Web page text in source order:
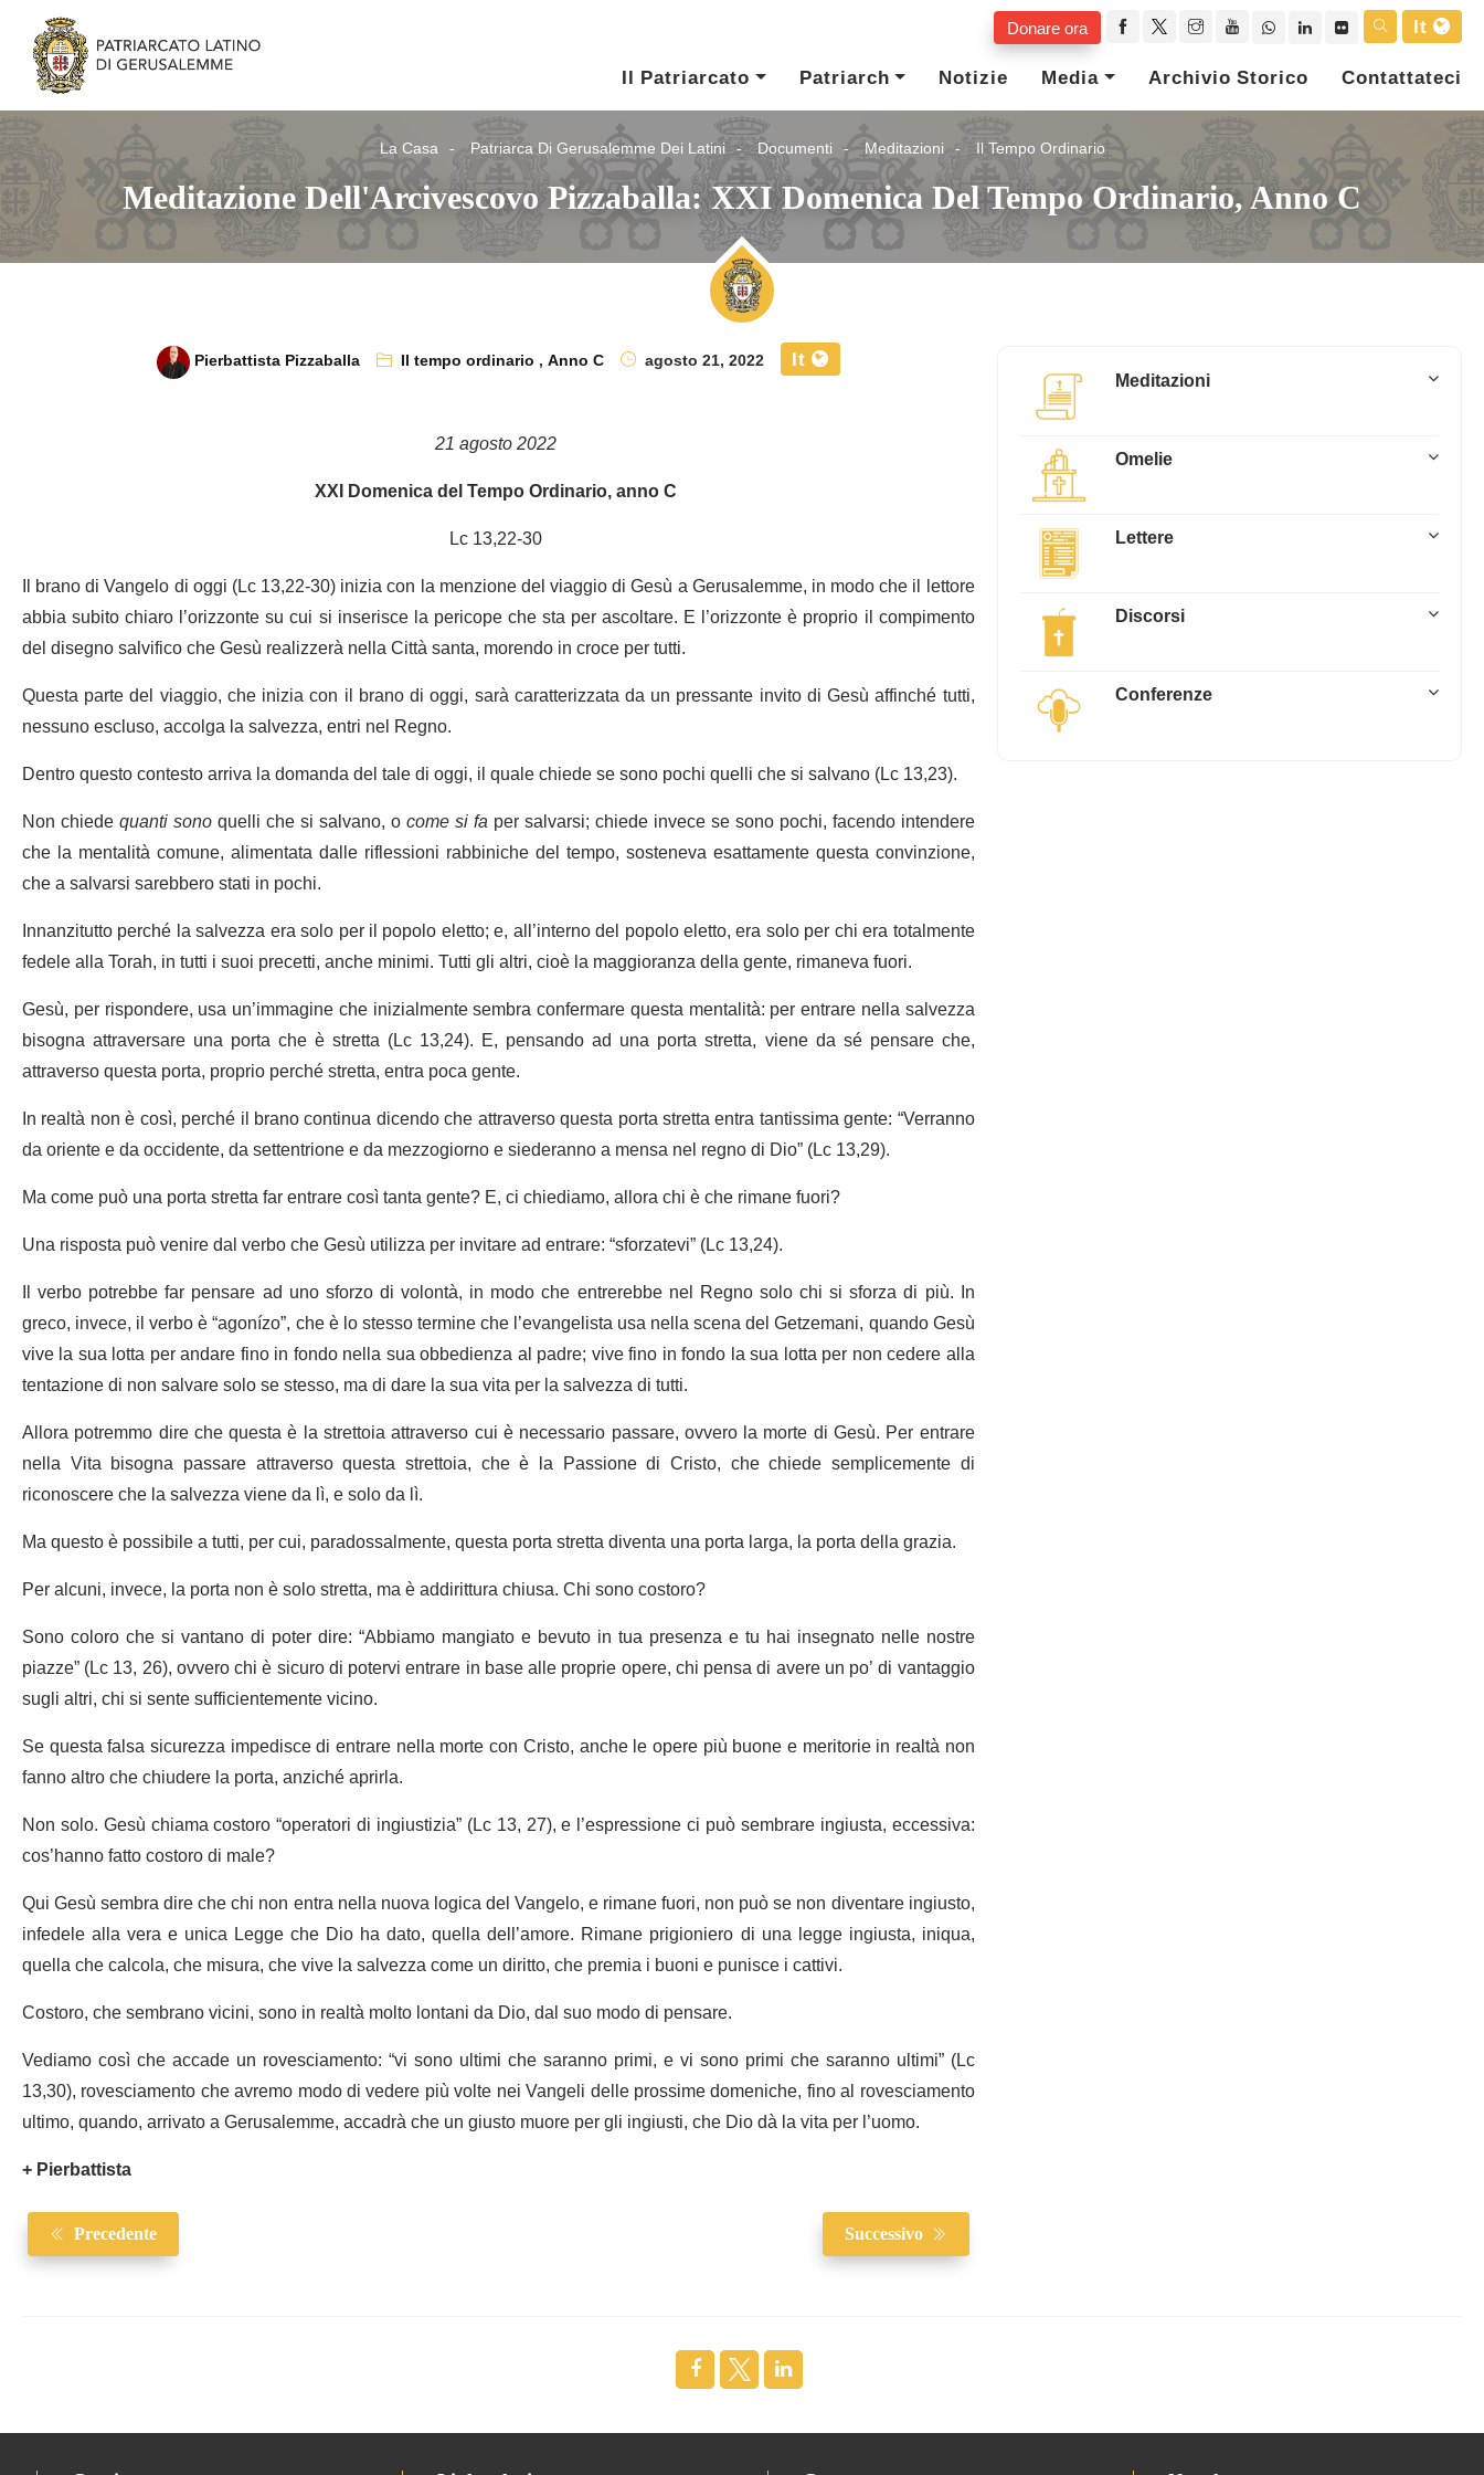
Donare ora
It
Il Patriarcato
Patriarch Notizie Media Archivio Storico Contattateci
La Casa Patriarca Di Gerusalemme Dei Latini Documenti Meditazioni Il Tempo Ordinario
Meditazione Dell'Arcivescovo Pizzaballa: XXI Domenica Del Tempo Ordinario, Anno C
Pierbattista Pizzaballa Il tempo ordinario ,Anno C agosto 21, 2022 It
21 agosto 2022
XXI Domenica del Tempo Ordinario, anno C
Lc 13,22-30
Il brano di Vangelo di oggi (Lc 13,22-30) inizia con la menzione del viaggio di Gesù a Gerusalemme, in modo che il lettore
abbia subito chiaro l’orizzonte su cui si inserisce la pericope che sta per ascoltare. E l’orizzonte è proprio il compimento
del disegno salvifico che Gesù realizzerà nella Città santa, morendo in croce per tutti.
Questa parte del viaggio, che inizia con il brano di oggi, sarà caratterizzata da un pressante invito di Gesù affinché tutti,
nessuno escluso, accolga la salvezza, entri nel Regno.
Dentro questo contesto arriva la domanda del tale di oggi, il quale chiede se sono pochi quelli che si salvano (Lc 13,23).
Non chiedequanti sonoquelli che si salvano, ocome si faper salvarsi; chiede invece se sono pochi, facendo intendere
che la mentalità comune, alimentata dalle riflessioni rabbiniche del tempo, sosteneva esattamente questa convinzione,
che a salvarsi sarebbero stati in pochi.
Innanzitutto perché la salvezza era solo per il popolo eletto; e, all’interno del popolo eletto, era solo per chi era totalmente
fedele alla Torah, in tutti i suoi precetti, anche minimi. Tutti gli altri, cioè la maggioranza della gente, rimaneva fuori.
Gesù, per rispondere, usa un’immagine che inizialmente sembra confermare questa mentalità: per entrare nella salvezza
bisogna attraversare una porta che è stretta (Lc 13,24). E, pensando ad una porta stretta, viene da sé pensare che,
attraverso questa porta, proprio perché stretta, entra poca gente.
In realtà non è così, perché il brano continua dicendo che attraverso questa porta stretta entra tantissima gente: “Verranno
da oriente e da occidente, da settentrione e da mezzogiorno e siederanno a mensa nel regno di Dio” (Lc 13,29).
Ma come può una porta stretta far entrare così tanta gente? E, ci chiediamo, allora chi è che rimane fuori?
Una risposta può venire dal verbo che Gesù utilizza per invitare ad entrare: “sforzatevi” (Lc 13,24).
Il verbo potrebbe far pensare ad uno sforzo di volontà, in modo che entrerebbe nel Regno solo chi si sforza di più. In
greco, invece, il verbo è “agonízo”, che è lo stesso termine che l’evangelista usa nella scena del Getzemani, quando Gesù
vive la sua lotta per andare fino in fondo nella sua obbedienza al padre; vive fino in fondo la sua lotta per non cedere alla
tentazione di non salvare solo se stesso, ma di dare la sua vita per la salvezza di tutti.
Allora potremmo dire che questa è la strettoia attraverso cui è necessario passare, ovvero la morte di Gesù. Per entrare
nella Vita bisogna passare attraverso questa strettoia, che è la Passione di Cristo, che chiede semplicemente di
riconoscere che la salvezza viene da lì, e solo da lì.
Ma questo è possibile a tutti, per cui, paradossalmente, questa porta stretta diventa una porta larga, la porta della grazia.
Per alcuni, invece, la porta non è solo stretta, ma è addirittura chiusa. Chi sono costoro?
Sono coloro che si vantano di poter dire: “Abbiamo mangiato e bevuto in tua presenza e tu hai insegnato nelle nostre
piazze” (Lc 13, 26), ovvero chi è sicuro di potervi entrare in base alle proprie opere, chi pensa di avere un po’ di vantaggio
sugli altri, chi si sente sufficientemente vicino.
Se questa falsa sicurezza impedisce di entrare nella morte con Cristo, anche le opere più buone e meritorie in realtà non
fanno altro che chiudere la porta, anziché aprirla.
Non solo. Gesù chiama costoro “operatori di ingiustizia” (Lc 13, 27), e l’espressione ci può sembrare ingiusta, eccessiva:
cos’hanno fatto costoro di male?
Qui Gesù sembra dire che chi non entra nella nuova logica del Vangelo, e rimane fuori, non può se non diventare ingiusto,
infedele alla vera e unica Legge che Dio ha dato, quella dell’amore. Rimane prigioniero di una legge ingiusta, iniqua,
quella che calcola, che misura, che vive la salvezza come un diritto, che premia i buoni e punisce i cattivi.
Costoro, che sembrano vicini, sono in realtà molto lontani da Dio, dal suo modo di pensare.
Vediamo così che accade un rovesciamento: “vi sono ultimi che saranno primi, e vi sono primi che saranno ultimi” (Lc
13,30), rovesciamento che avremo modo di vedere più volte nei Vangeli delle prossime domeniche, fino al rovesciamento
ultimo, quando, arrivato a Gerusalemme, accadrà che un giusto muore per gli ingiusti, che Dio dà la vita per l’uomo.
+ Pierbattista
Precedente Successivo
Meditazioni
Omelie
Lettere
Discorsi
Conferenze